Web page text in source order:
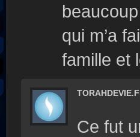
qui m’a
famille et
Ce fut